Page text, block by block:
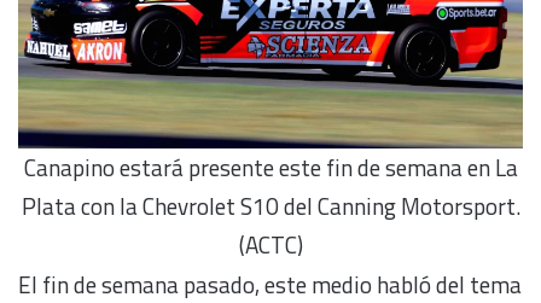
Canapino estará presente este fin de semana en La
Plata con la Chevrolet S10 del Canning Motorsport.
(ACTC)
El fin de semana pasado, este medio habló del tema